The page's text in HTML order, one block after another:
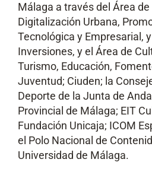
Málaga a través del Área
Digitalización Urbana,
Tecnológica y Empresarial,
Inversiones, y el Área de
Turismo, Educación,
Juventud; Ciuden; la
Deporte de la Junta de
Provincial de Málaga; EIT
Fundación Unicaja; ICOM
el Polo Nacional de
Universidad de Málaga.